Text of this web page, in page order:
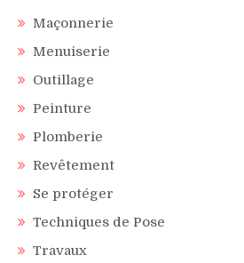
Maçonnerie
Menuiserie
Outillage
Peinture
Plomberie
Revêtement
Se protéger
Techniques de Pose
Travaux